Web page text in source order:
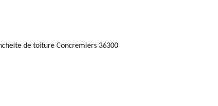
de toiture Concremiers 36300